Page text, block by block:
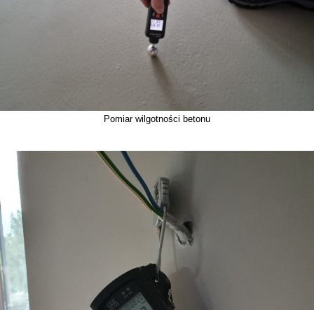
Pomiar wilgotności betonu